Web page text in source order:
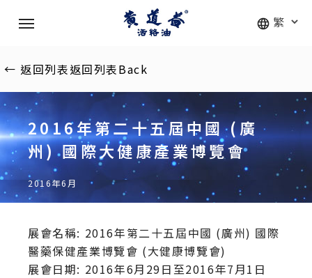
content
Menu
← 返回列表返回列表Back
2016年第二十五屆中國 (廣
州) 國際大健康產業博覽會
2016年6月
展會名稱: 2016年第二十五屆中國 (廣州) 國際
醫藥保健產業博覽會 (大健康博覽會)
展會日期: 2016年6月29日至2016年7月1日